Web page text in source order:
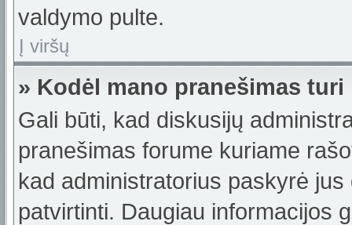
valdymo pulte.
Į viršų
» Kodėl mano pranešimas
Gali būti, kad diskusijų
pranešimas forume kuriame
kad administratorius paskyrė
patvirtinti. Daugiau informacijos